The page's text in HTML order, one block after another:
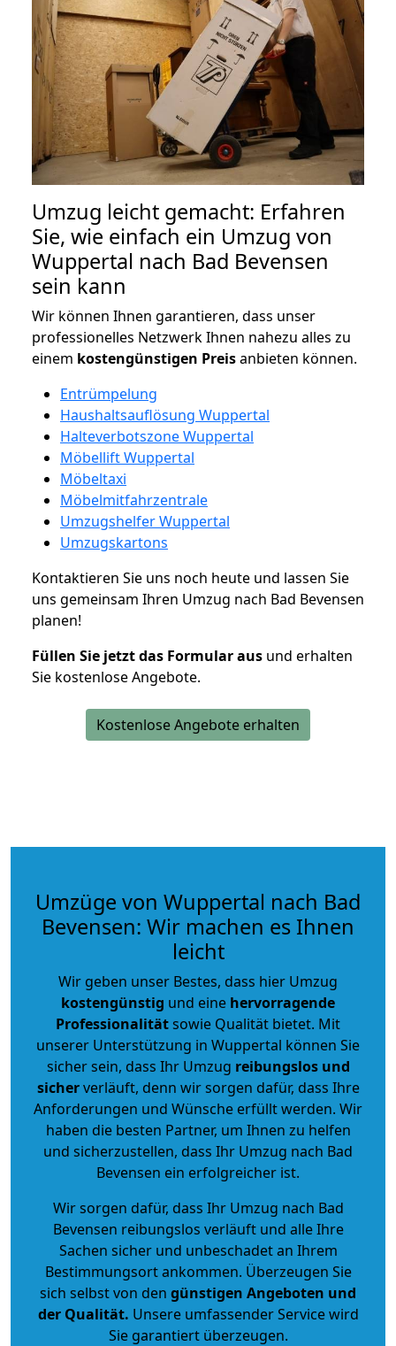
Umzug leicht gemacht: Erfahren
Sie, wie einfach ein Umzug von
Wuppertal nach Bad Bevensen
sein kann
Wir können Ihnen garantieren, dass unser
professionelles Netzwerk Ihnen nahezu alles zu
einem kostengünstigen Preisanbieten können.
Entrümpelung
Haushaltsauflösung Wuppertal
Halteverbotszone Wuppertal
Möbellift Wuppertal
Möbeltaxi
Möbelmitfahrzentrale
Umzugshelfer Wuppertal
Umzugskartons
Kontaktieren Sie uns noch heute und lassen Sie
uns gemeinsam Ihren Umzug nach Bad Bevensen
planen!
Füllen Sie jetzt das Formular aus und erhalten
Sie kostenlose Angebote.
Kostenlose Angebote erhalten
Umzüge von Wuppertal nach Bad
Bevensen: Wir machen es Ihnen
leicht
Wir geben unser Bestes, dass hier Umzug
kostengünstig und eine hervorragende
Professionalitätsowie Qualität bietet. Mit
unserer Unterstützung in Wuppertal können Sie
sicher sein, dass Ihr Umzug reibungslos und
sicherverläuft, denn wir sorgen dafür, dass Ihre
Anforderungen und Wünsche erfüllt werden. Wir
haben die besten Partner, um Ihnen zu helfen
und sicherzustellen, dass Ihr Umzug nach Bad
Bevensen ein erfolgreicher ist.
Wir sorgen dafür, dass Ihr Umzug nach Bad
Bevensen reibungslos verläuft und alle Ihre
Sachen sicher und unbeschadet an Ihrem
Bestimmungsort ankommen. Überzeugen Sie
sich selbst von den günstigen Angeboten und
der Qualität. Unsere umfassender Service wird
Sie garantiert überzeugen.